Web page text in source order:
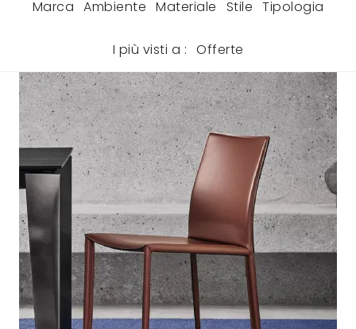
Marca Ambiente Materiale Stile Tipologia
I più visti a : Offerte